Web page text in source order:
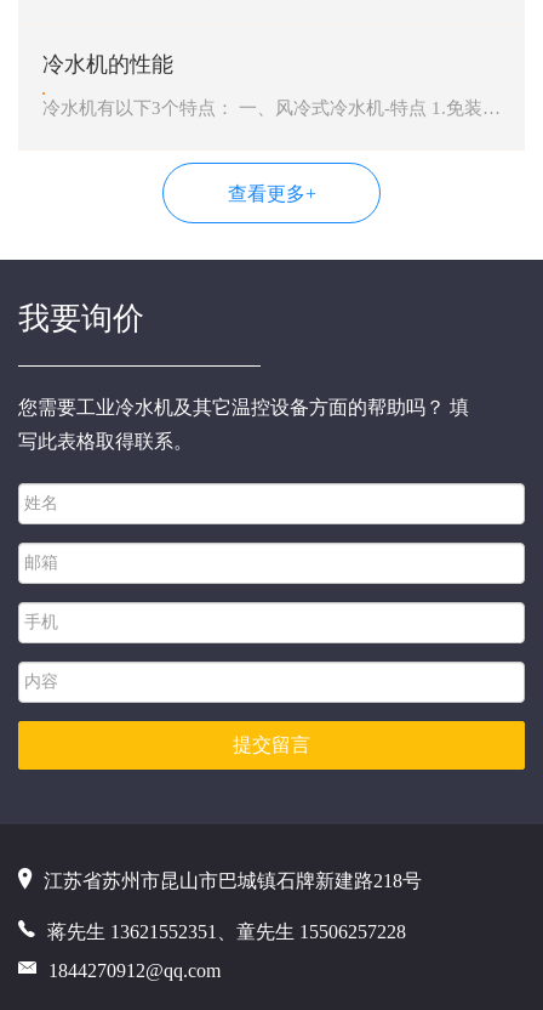
冷水机的性能
冷水机有以下3个特点： 一、风冷式冷水机-特点 1.免装冷却塔，安装容易，移动方便，适合于水源缺乏免装水塔场合。 2.低噪音风机马达，绝佳的冷却冷凝效果，稳定节流机构，优异的防锈处理。 3.采...
查看更多+
我要询价
您需要工业冷水机及其它温控设备方面的帮助吗？ 填
写此表格取得联系。
江苏省苏州市昆山市巴城镇石牌新建路218号
蒋先生 13621552351、童先生 15506257228
1844270912@qq.com